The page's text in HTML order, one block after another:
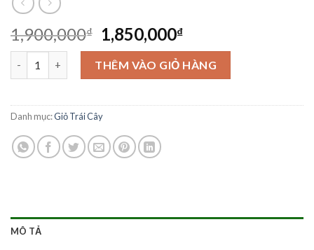
1,900,000₫
Giá
gốc
là:
1,900,000₫.
1,850,000₫Giá
hiện
tại
là:
1,850,000₫.
Giỏ Trái Cây Sang Trọng -TC45 số lượng
THÊM VÀO GIỎ HÀNG
Danh mục:Giỏ Trái Cây
MÔ TẢ